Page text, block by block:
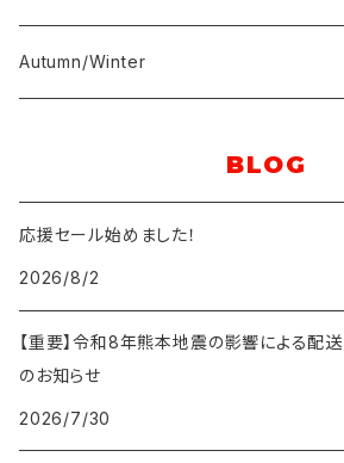
シャツ／ブラウス
ジャケット
ボトム
サロペット／オールインワン
バッグ
シューズ
レギンス
キッズ
buoybuoy
bulle de savon
l’atelier du savon
iki
I am I in fact...
Autumn/Winter
BLOG
応援セール始めました！
2026/8/2
【重要】令和8年熊本地震の影響による配
のお知らせ
2026/7/30